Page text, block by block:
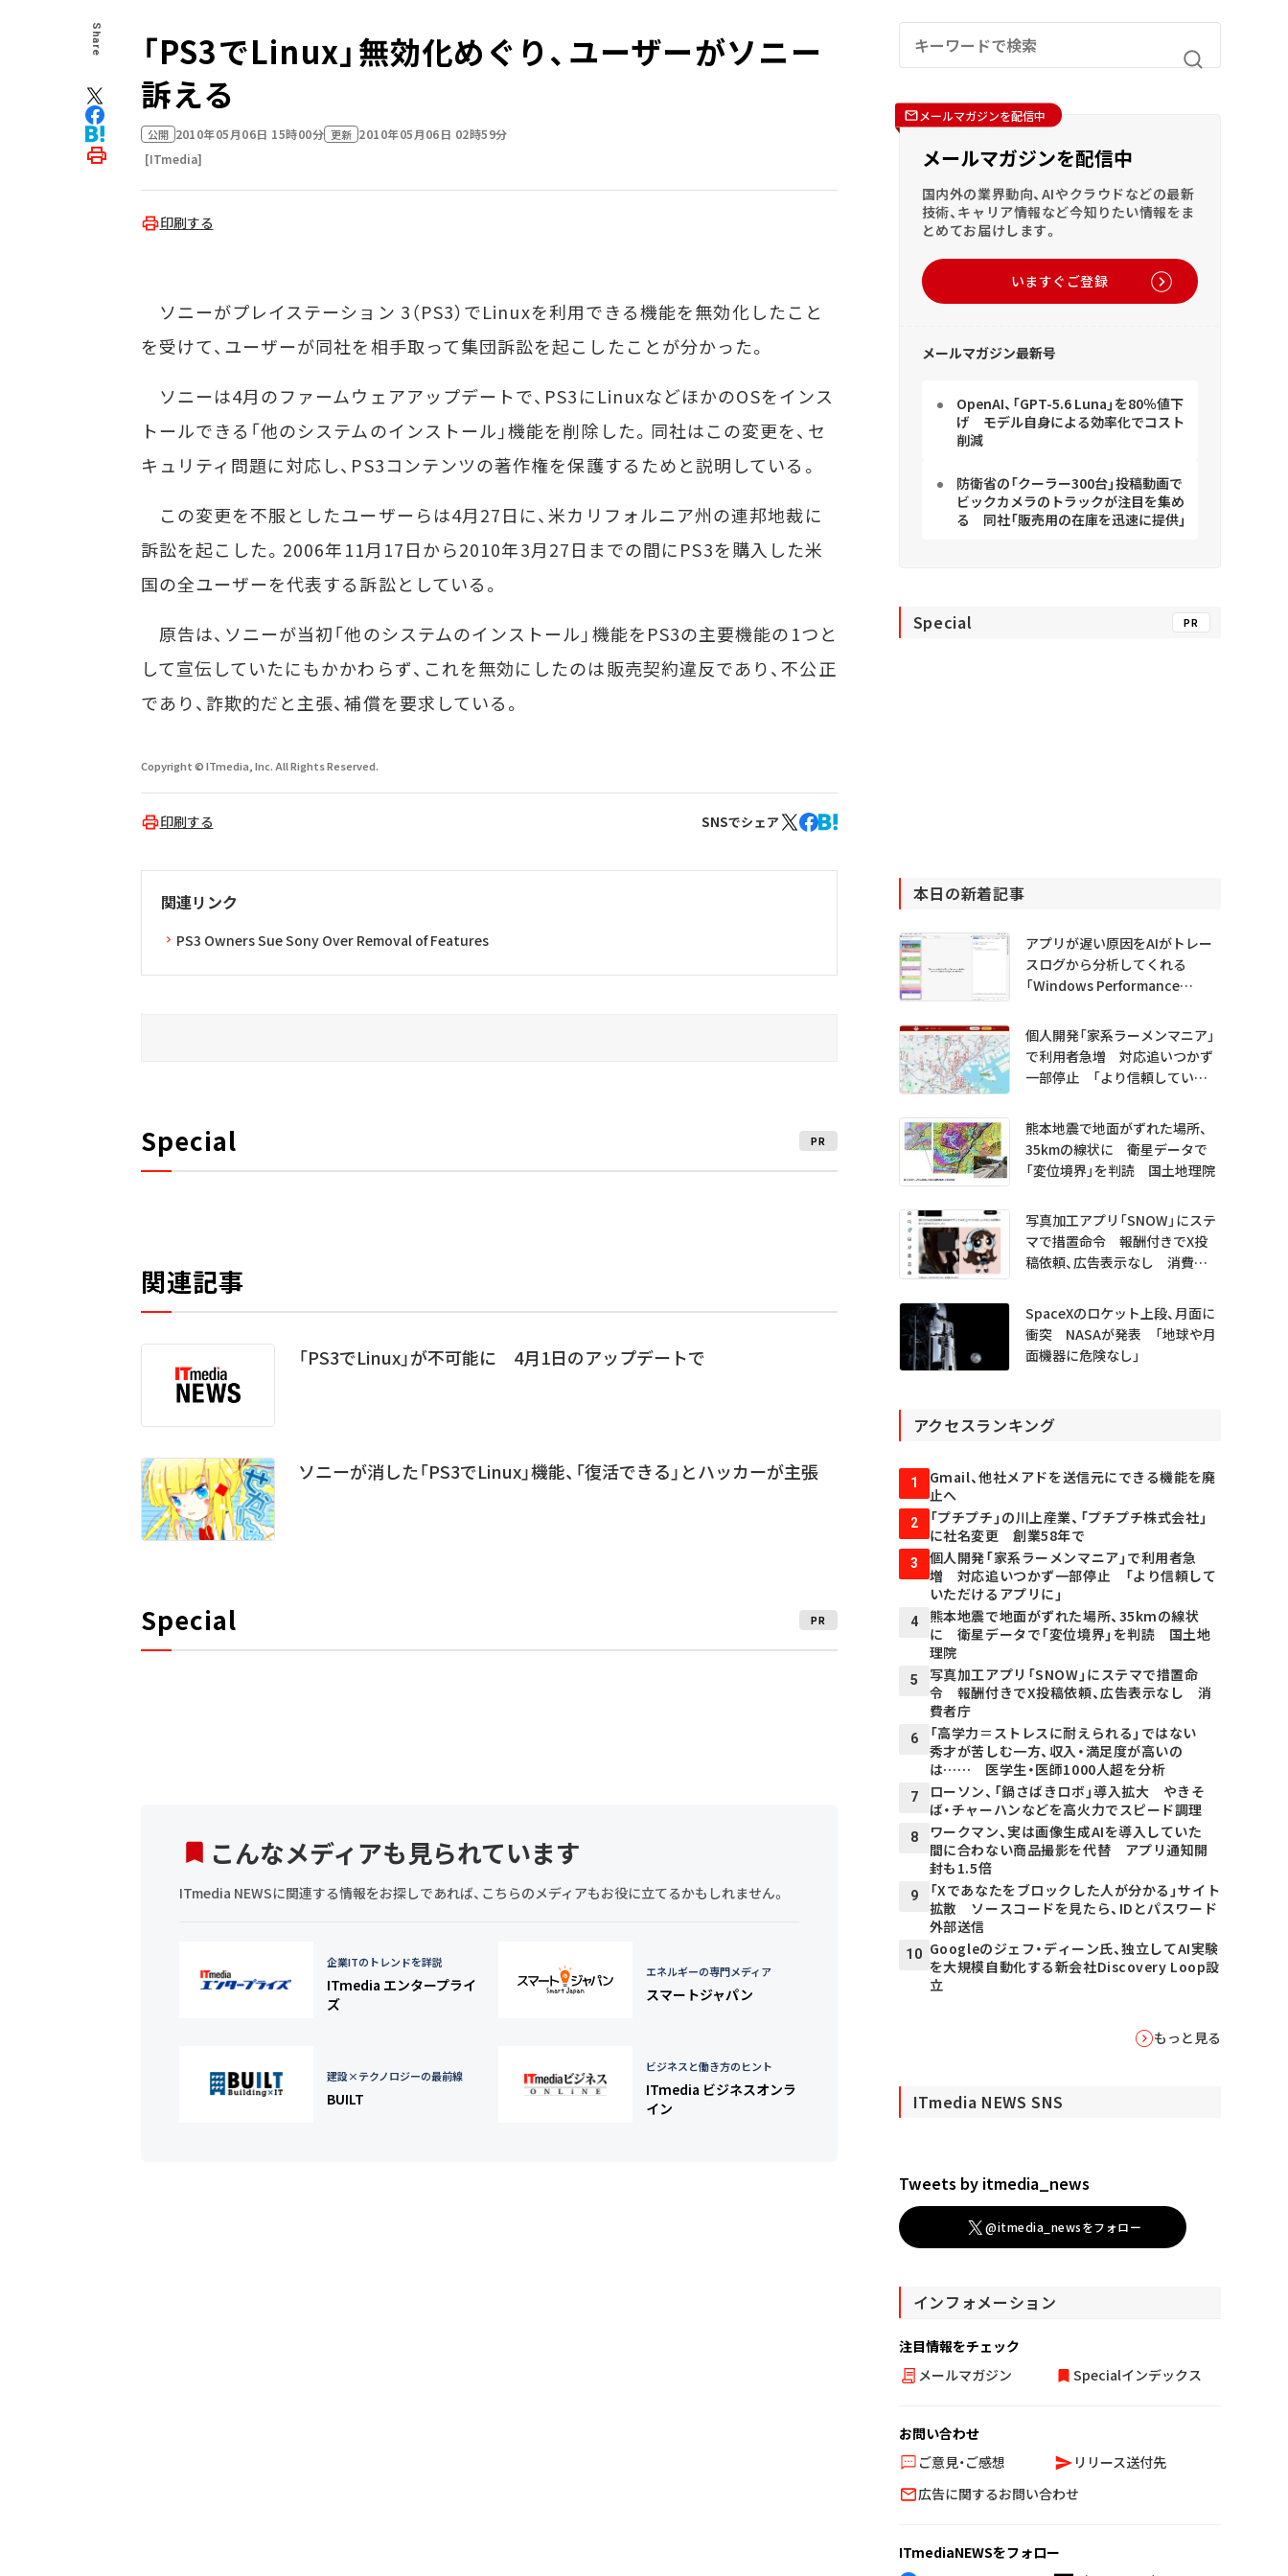
Share
「PS3でLinux」無効化めぐり、ユーザーがソニー
訴える
公開 2010年05月06日 15時00分 更新 2010年05月06日 02時59分
[ITmedia]
印刷する
ソニーがプレイステーション 3（PS3）でLinuxを利用できる機能を無効化したこと
を受けて、ユーザーが同社を相手取って集団訴訟を起こしたことが分かった。
ソニーは4月のファームウェアアップデートで、PS3にLinuxなどほかのOSをインス
トールできる「他のシステムのインストール」機能を削除した。同社はこの変更を、セ
キュリティ問題に対応し、PS3コンテンツの著作権を保護するためと説明している。
この変更を不服としたユーザーらは4月27日に、米カリフォルニア州の連邦地裁に
訴訟を起こした。2006年11月17日から2010年3月27日までの間にPS3を購入した米
国の全ユーザーを代表する訴訟としている。
原告は、ソニーが当初「他のシステムのインストール」機能をPS3の主要機能の1つと
して宣伝していたにもかかわらず、これを無効にしたのは販売契約違反であり、不公正
であり、詐欺的だと主張、補償を要求している。
Copyright © ITmedia, Inc. All Rights Reserved.
印刷する SNSでシェア
関連リンク
PS3 Owners Sue Sony Over Removal of Features
Special PR
関連記事
「PS3でLinux」が不可能に 4月1日のアップデートで
ソニーが消した「PS3でLinux」機能、「復活できる」とハッカーが主張
Special PR
こんなメディアも見られています
ITmedia NEWSに関連する情報をお探しであれば、こちらのメディアもお役に立てるかもしれません。
企業ITのトレンドを詳説
ITmedia エンタープライ
ズ
エネルギーの専門メディア
スマートジャパン
建設×テクノロジーの最前線
BUILT
ビジネスと働き方のヒント
ITmedia ビジネスオンラ
イン
メールマガジンを配信中
メールマガジンを配信中
国内外の業界動向、AIやクラウドなどの最新
技術、キャリア情報など今知りたい情報をま
とめてお届けします。
いますぐご登録
メールマガジン最新号
OpenAI、「GPT-5.6 Luna」を80％値下
げ モデル自身による効率化でコスト
削減
防衛省の「クーラー300台」投稿動画で
ビックカメラのトラックが注目を集め
る 同社「販売用の在庫を迅速に提供」
Special PR
本日の新着記事
アプリが遅い原因をAIがトレー
スログから分析してくれる
「Windows Performance
プレビュー公開
個人開発「家系ラーメンマニア」
で利用者急増 対応追いつかず
一部停止 「より信頼していた
熊本地震で地面がずれた場所、
35kmの線状に 衛星データで
「変位境界」を判読 国土地理院
写真加工アプリ「SNOW」にステ
マで措置命令 報酬付きでX投
稿依頼、広告表示なし 消費者
SpaceXのロケット上段、月面に
衝突 NASAが発表 「地球や月
面機器に危険なし」
アクセスランキング
1
Gmail、他社メアドを送信元にできる機能を廃
止へ
2
「プチプチ」の川上産業、「プチプチ株式会社」
に社名変更 創業58年で
3
個人開発「家系ラーメンマニア」で利用者急
増 対応追いつかず一部停止 「より信頼して
いただけるアプリに」
4
熊本地震で地面がずれた場所、35kmの線状
に 衛星データで「変位境界」を判読 国土地
理院
5
写真加工アプリ「SNOW」にステマで措置命
令 報酬付きでX投稿依頼、広告表示なし 消
費者庁
6
「高学力＝ストレスに耐えられる」ではない
秀才が苦しむ一方、収入・満足度が高いの
は…… 医学生・医師1000人超を分析
7
ローソン、「鍋さばきロボ」導入拡大 やきそ
ば・チャーハンなどを高火力でスピード調理
8
ワークマン、実は画像生成AIを導入していた
間に合わない商品撮影を代替 アプリ通知開
封も1.5倍
9
「Xであなたをブロックした人が分かる」サイト
拡散 ソースコードを見たら、IDとパスワード
外部送信
10 Googleのジェフ・ディーン氏、独立してAI実験
を大規模自動化する新会社Discovery Loop設
立
もっと見る
ITmedia NEWS SNS
Tweets by itmedia_news
@itmedia_newsをフォロー
インフォメーション
注目情報をチェック
メールマガジン
Specialインデックス
お問い合わせ
ご意見・ご感想
リリース送付先
広告に関するお問い合わせ
ITmediaNEWSをフォロー